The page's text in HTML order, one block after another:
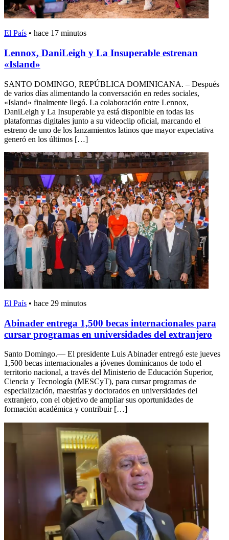
El País • hace 17 minutos
Lennox, DaniLeigh y La Insuperable estrenan
«Island»
SANTO DOMINGO, REPÚBLICA DOMINICANA. – Después
de varios días alimentando la conversación en redes sociales,
«Island» finalmente llegó. La colaboración entre Lennox,
DaniLeigh y La Insuperable ya está disponible en todas las
plataformas digitales junto a su videoclip oficial, marcando el
estreno de uno de los lanzamientos latinos que mayor expectativa
generó en los últimos […]
El País • hace 29 minutos
Abinader entrega 1,500 becas internacionales para
cursar programas en universidades del extranjero
Santo Domingo.— El presidente Luis Abinader entregó este jueves
1,500 becas internacionales a jóvenes dominicanos de todo el
territorio nacional, a través del Ministerio de Educación Superior,
Ciencia y Tecnología (MESCyT), para cursar programas de
especialización, maestrías y doctorados en universidades del
extranjero, con el objetivo de ampliar sus oportunidades de
formación académica y contribuir […]